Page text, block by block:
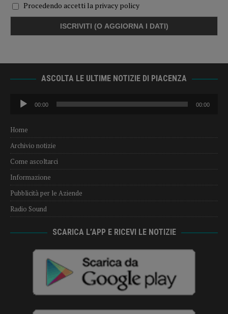
Procedendo accetti la privacy policy
ASCOLTA LE ULTIME NOTIZIE DI PIACENZA
Audio
Player
00:00 00:00
Home
Archivio notizie
Come ascoltarci
Informazione
Pubblicità per le Aziende
Radio Sound
SCARICA L’APP E RICEVI LE NOTIZIE